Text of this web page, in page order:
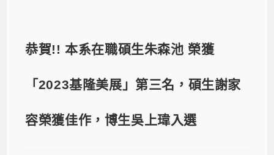
恭賀!! 本系在職碩生朱森池 榮獲
「2023基隆美展」第三名，碩生謝家
容榮獲佳作，博生吳上瑋入選